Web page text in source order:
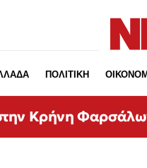
ΠΟΛΙΤΙΚΗ
Κρήνη